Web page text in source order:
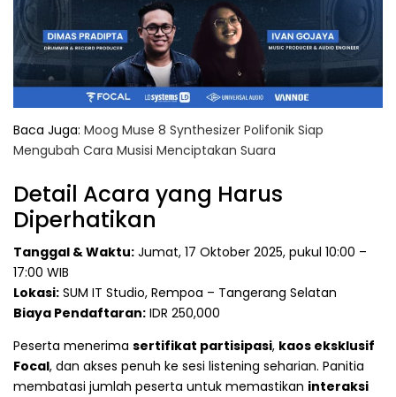
Baca Juga: Moog Muse 8 Synthesizer Polifonik Siap
Mengubah Cara Musisi Menciptakan Suara
Detail Acara yang Harus
Diperhatikan
Tanggal & Waktu: Jumat, 17 Oktober 2025, pukul 10:00 –
17:00 WIB
Lokasi: SUM IT Studio, Rempoa – Tangerang Selatan
Biaya Pendaftaran: IDR 250,000
Peserta menerima sertifikat partisipasi, kaos eksklusif
Focal, dan akses penuh ke sesi listening seharian. Panitia
membatasi jumlah peserta untuk memastikan interaksi